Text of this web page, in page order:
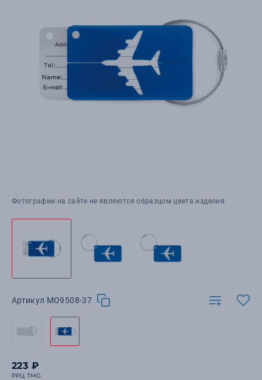
Фотографии на сайте не являются образцом цвета изделия.
Артикул MO9508-37
223 ₽
РРЦ TMG